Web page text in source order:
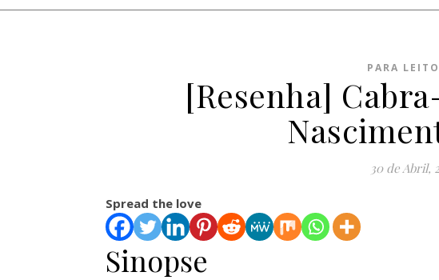
PARA
[Resenha]
30 de Abril,
Spread the love
Sinopse